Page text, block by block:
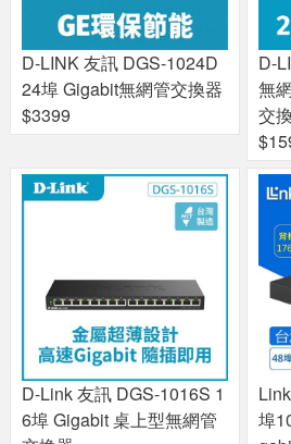
D-LINK 友訊 DGS-1024D
24埠 Gigabit無網管交換器
$3399
D-
無
交
D-Link 友訊 DGS-1016S 1
6埠 Gigabit 桌上型無網管
埠